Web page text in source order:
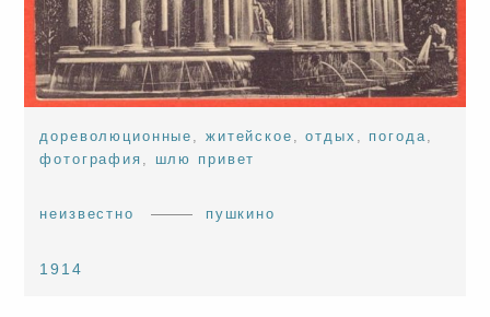
дореволюционные , житейское ,отдых , погода,
фотография , шлю привет
неизвестно пушкино
1914